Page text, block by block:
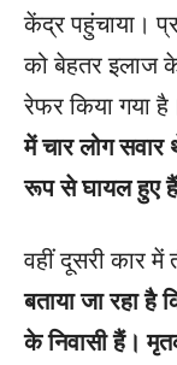
केंद्र पहुंचाया।
को बेहतर इलाज
रेफर किया गया
में चार लोग सवार
रूप से घायल हुए
वहीं दूसरी कार
बताया जा रहा है
के निवासी हैं।